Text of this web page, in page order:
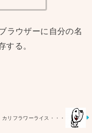
ラウザーに自分の名
する。
カリフラワーライス・・・